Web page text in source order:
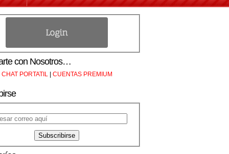
con Nosotros…
CHAT PORTATIL | CUENTAS PREMIUM